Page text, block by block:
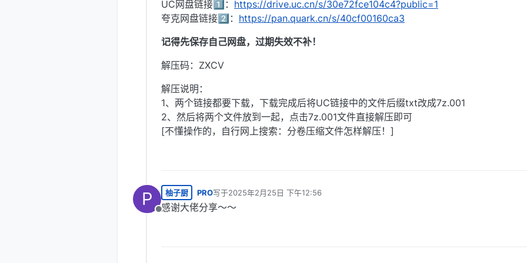
UC网盘链接1️⃣： https://drive.uc.cn/s/30e72fce104c4?public=1
夸克网盘链接2️⃣： https://pan.quark.cn/s/40cf00160ca3
记得先保存自己网盘，过期失效不补！
解压码：ZXCV
解压说明：
1、两个链接都要下载，下载完成后将UC链接中的文件后缀txt改成7z.001
2、然后将两个文件放到一起，点击7z.001文件直接解压即可
[不懂操作的，自行网上搜索：分卷压缩文件怎样解压！]
P
离线
柚子厨 PRO写于2025年2月25日 下午12:56
最后由 编辑
感谢大佬分享～～